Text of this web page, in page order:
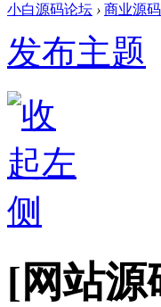
小白源码论坛 › 商业源
发布主题
[网站源